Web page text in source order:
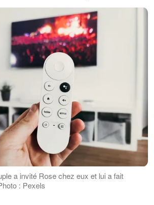
a invité Rose chez eux et lui a fait
: Pexels